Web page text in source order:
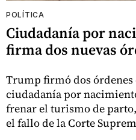
POLÍTICA
Ciudadanía por
firma dos nuevas
Trump firmó dos
ciudadanía por
frenar el turismo de
el fallo de la Corte